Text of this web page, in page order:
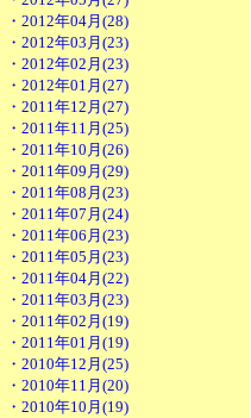
・2012年04月(28)
・2012年03月(23)
・2012年02月(23)
・2012年01月(27)
・2011年12月(27)
・2011年11月(25)
・2011年10月(26)
・2011年09月(29)
・2011年08月(23)
・2011年07月(24)
・2011年06月(23)
・2011年05月(23)
・2011年04月(22)
・2011年03月(23)
・2011年02月(19)
・2011年01月(19)
・2010年12月(25)
・2010年11月(20)
・2010年10月(19)